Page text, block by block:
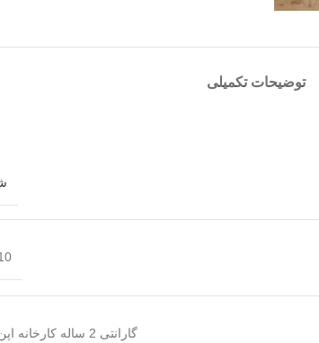
توضیحات تکمیلی
10
گارانتی 2 ساله کارخانه اپن تاپ